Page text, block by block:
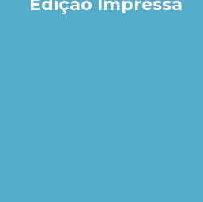
Edição Impressa